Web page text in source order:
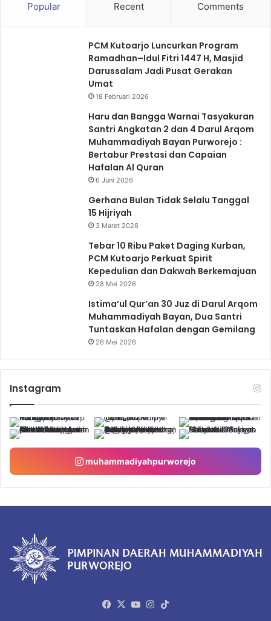
Popular Recent Comments
PCM Kutoarjo Luncurkan Program
Ramadhan–Idul Fitri 1447 H, Masjid
Darussalam Jadi Pusat Gerakan
Umat
18 Februari 2026
Haru dan Bangga Warnai Tasyakuran
Santri Angkatan 2 dan 4 Darul Arqom
Muhammadiyah Bayan Purworejo :
Bertabur Prestasi dan Capaian
Hafalan Al Quran
6 Juni 2026
Gerhana Bulan Tidak Selalu Tanggal
15 Hijriyah
3 Maret 2026
Tebar 10 Ribu Paket Daging Kurban,
PCM Kutoarjo Perkuat Spirit
Kepedulian dan Dakwah Berkemajuan
28 Mei 2026
Istima’ul Qur’an 30 Juz di Darul Arqom
Muhammadiyah Bayan, Dua Santri
Tuntaskan Hafalan dengan Gemilang
26 Mei 2026
Instagram
muhammadiyahpurworejo
Facebook
X YouTubeInstagram